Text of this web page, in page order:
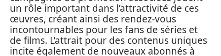
un rôle important dans l’attractivité de ces
œuvres, créant ainsi des rendez-vous
incontournables pour les fans de séries et
de films. L’attrait pour des contenus uniques
incite également de nouveaux abonnés à